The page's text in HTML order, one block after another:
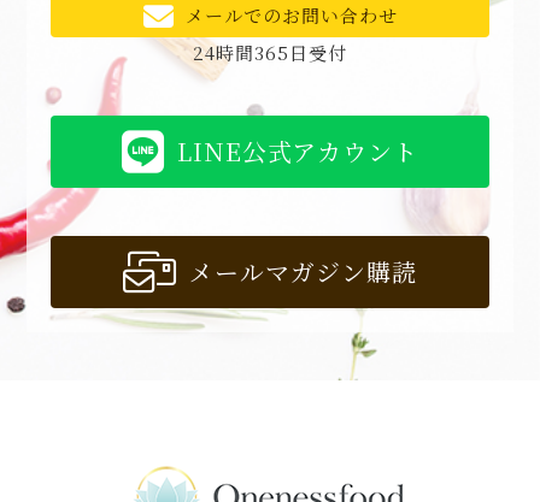
メールでのお問い合わせ
24時間365日受付
LINE公式アカウント
メールマガジン購読